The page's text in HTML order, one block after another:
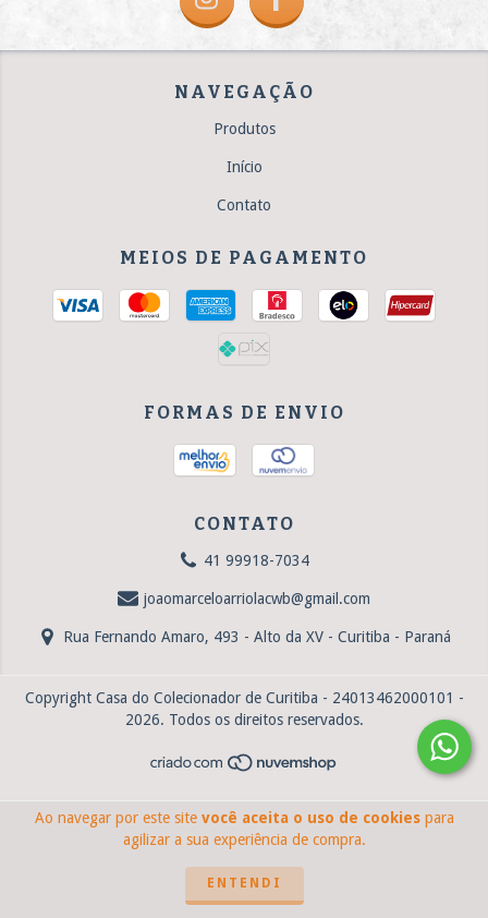
Ao navegar por este site você aceita o uso de cookiespara
agilizar a sua experiência de compra.
ENTENDI
NAVEGAÇÃO
Produtos
Início
Contato
MEIOS DE PAGAMENTO
FORMAS DE ENVIO
CONTATO
41 99918-7034
joaomarceloarriolacwb@gmail.com
Rua Fernando Amaro, 493 - Alto da XV - Curitiba - Paraná
Copyright Casa do Colecionador de Curitiba - 24013462000101 -
2026. Todos os direitos reservados.